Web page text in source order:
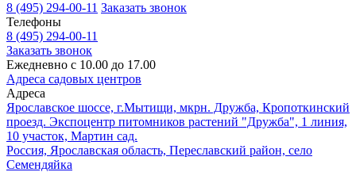
8 (495) 294-00-11 Заказать звонок
Телефоны
8 (495) 294-00-11
Заказать звонок
Ежедневно с 10.00 до 17.00
Адреса садовых центров
Адреса
Ярославское шоссе, г.Мытищи, мкрн. Дружба, Кропоткинский
проезд. Экспоцентр питомников растений "Дружба", 1 линия,
10 участок, Мартин сад.
Россия, Ярославская область, Переславский район, село
Семендяйка